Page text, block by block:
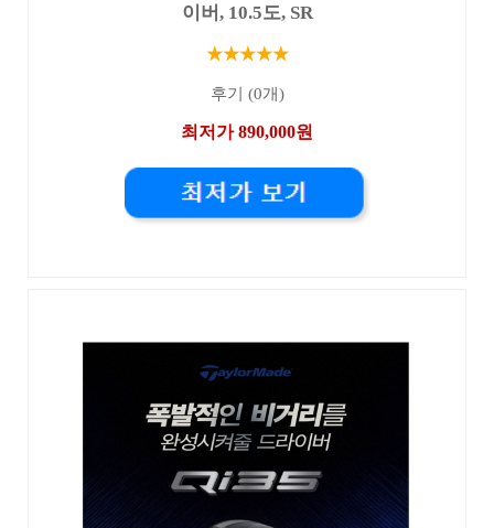
이버, 10.5도, SR
★★★★★
후기 (0개)
최저가 890,000원